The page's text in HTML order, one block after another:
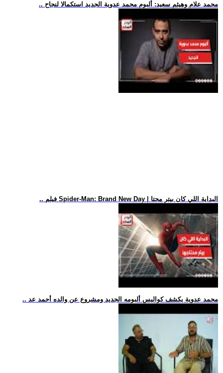
.. محمد علام وهيثم سعيد: ألبوم محمد عدوية الجديد استكمالا لنجاح
.. فيلم Spider-Man: Brand New Day | البداية اللي كان بيتر محتا
.. محمد عدوية يكشف كواليس ألبومه الجديد ومشروع عن والده أحمد عد